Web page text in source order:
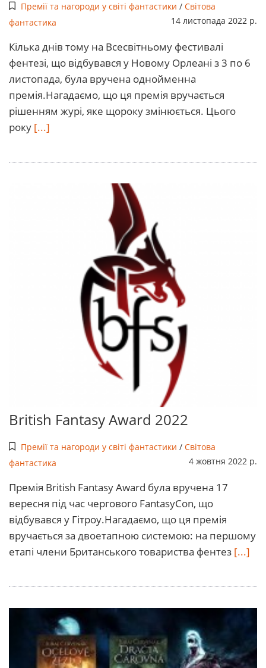
Премії та нагороди у світі фантастики / Світова
фантастика
14 листопада 2022 р.
Кілька днів тому на Всесвітньому фестивалі
фентезі, що відбувався у Новому Орлеані з 3 по 6
листопада, була вручена однойменна
премія.Нагадаємо, що ця премія вручається
рішенням журі, яке щороку змінюється. Цього
року [...]
British Fantasy Award 2022
Премії та нагороди у світі фантастики / Світова
фантастика
4 жовтня 2022 р.
Премія British Fantasy Award була вручена 17
вересня під час чергового FantasyCon, що
відбувався у Гітроу.Нагадаємо, що ця премія
вручається за двоетапною системою: на першому
етапі члени Британського товариства фентез [...]